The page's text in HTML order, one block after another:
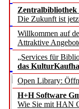
Zentralbibliothek
Die Zukunft ist
Willkommen auf
Attraktive
„Services für
das
Open Library:
H+H Software
Wie Sie mit HAN